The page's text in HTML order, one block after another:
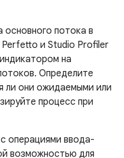
основного потока в
Perfetto и Studio Profiler
на
Определите
ли они ожидаемыми или
процесс при
операциями ввода-
возможностью для